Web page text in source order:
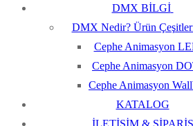
DMX BİLGİ
DMX Nedir? Ürün
Cephe Animasyon
Cephe Animasyon
Cephe Animasyon
KATALOG
İLETİŞİM & SİPARİŞ